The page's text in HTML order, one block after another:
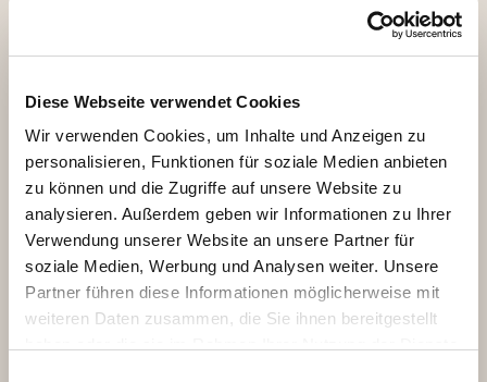
Diese Webseite verwendet Cookies
Wir verwenden Cookies, um Inhalte und Anzeigen zu
personalisieren, Funktionen für soziale Medien anbieten
zu können und die Zugriffe auf unsere Website zu
analysieren. Außerdem geben wir Informationen zu Ihrer
Verwendung unserer Website an unsere Partner für
soziale Medien, Werbung und Analysen weiter. Unsere
Partner führen diese Informationen möglicherweise mit
weiteren Daten zusammen, die Sie ihnen bereitgestellt
Weil der Fahrzeughersteller einen Modellwechsel
vorgenommen hat, fördert das Bonifatiuswerk von
diesem Jahr an auch elektronisch angetriebene BONI-
Busse. Foto: Bonifatiuswerk